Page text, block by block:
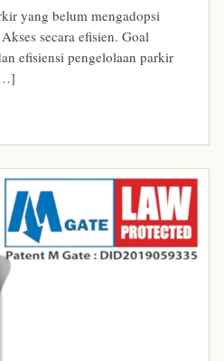
yang belum mengadopsi
secara efisien. Goal
efisiensi pengelolaan parkir